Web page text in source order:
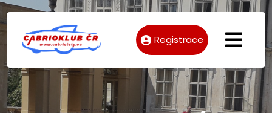
Registrace